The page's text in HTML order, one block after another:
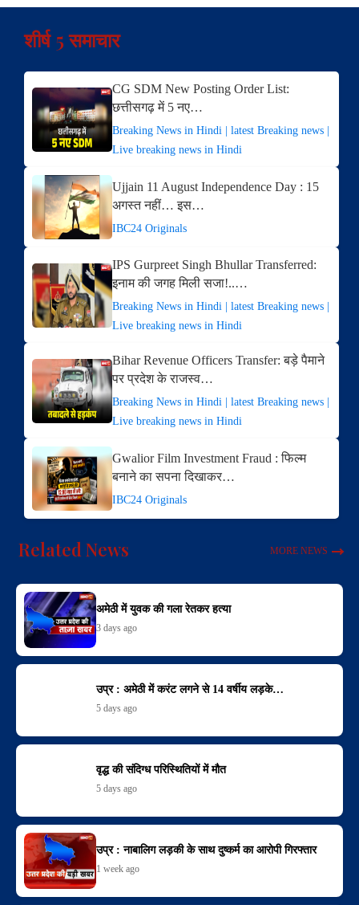
शीर्ष 5 समाचार
CG SDM New Posting Order List:
छत्तीसगढ़ में 5 नए…
Breaking News in Hindi | latest Breaking news |
Live breaking news in Hindi
Ujjain 11 August Independence Day : 15
अगस्त नहीं… इस…
IBC24 Originals
IPS Gurpreet Singh Bhullar Transferred:
इनाम की जगह मिली सजा!..…
Breaking News in Hindi | latest Breaking news |
Live breaking news in Hindi
Bihar Revenue Officers Transfer: बड़े पैमाने
पर प्रदेश के राजस्व…
Breaking News in Hindi | latest Breaking news |
Live breaking news in Hindi
Gwalior Film Investment Fraud : फिल्म
बनाने का सपना दिखाकर…
IBC24 Originals
Related News MORE NEWS
अमेठी में युवक की गला रेतकर हत्या
3 days ago
उप्र : अमेठी में करंट लगने से 14 वर्षीय लड़के…
5 days ago
वृद्ध की संदिग्ध परिस्थितियों में मौत
5 days ago
उप्र : नाबालिग लड़की के साथ दुष्कर्म का आरोपी गिरफ्तार
1 week ago